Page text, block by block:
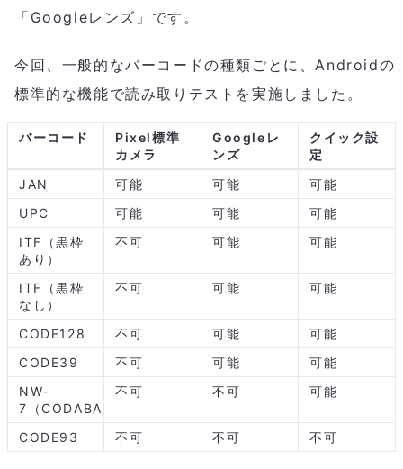
「Googleレンズ」です。
今回、一般的なバーコードの種類ごとに、Androidの
標準的な機能で読み取りテストを実施しました。
バーコード
Pixel標準
カメラ
Googleレ
ンズ
クイック設
定
JAN
可能 可能
可能
UPC
可能 可能
可能
ITF（黒枠
あり）
不可 可能 可能
ITF（黒枠
なし）
不可 可能 可能
CODE128 不可 可能
可能
CODE39
不可 可能
可能
NW-
7（CODABAR）
不可 不可 可能
CODE93 不可 不可 不可